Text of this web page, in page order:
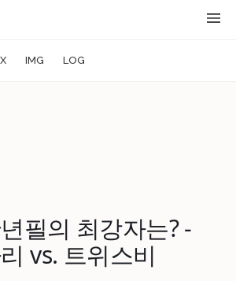
IMG LOG
필의 최강자는? -
vs. 트위스비